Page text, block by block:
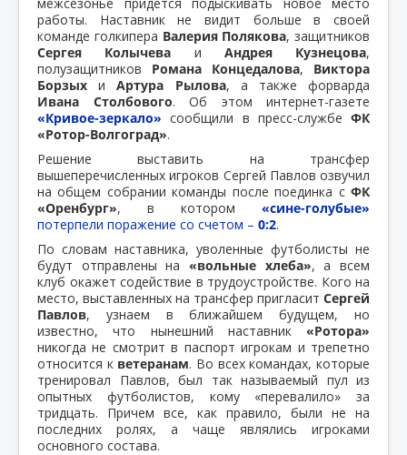
работы. Наставник не видит больше в своей
команде голкипера Валерия Полякова, защитников
Сергея Колычева и Андрея Кузнецова,
полузащитников Романа Концедалова, Виктора
Борзых иАртура Рылова, а также форварда
Ивана Столбового. Об этом интернет-газете
«Кривое-зеркало» сообщили в пресс-службе ФК
«Ротор-Волгоград».
Решение выставить на трансфер
вышеперечисленных игроков Сергей Павлов озвучил
на общем собрании команды после поединка с ФК
«Оренбург», в котором «сине-голубые»
потерпели поражение со счетом – 0:2.
По словам наставника, уволенные футболисты не
будут отправлены на «вольные хлеба», а всем
клуб окажет содействие в трудоустройстве. Кого на
место, выставленных на трансфер пригласит Сергей
Павлов, узнаем в ближайшем будущем, но
известно, что нынешний наставник «Ротора»
никогда не смотрит в паспорт игрокам и трепетно
относится к ветеранам. Во всех командах, которые
тренировал Павлов, был так называемый пул из
опытных футболистов, кому «перевалило» за
тридцать. Причем все, как правило, были не на
последних ролях, а чаще являлись игроками
основного состава.